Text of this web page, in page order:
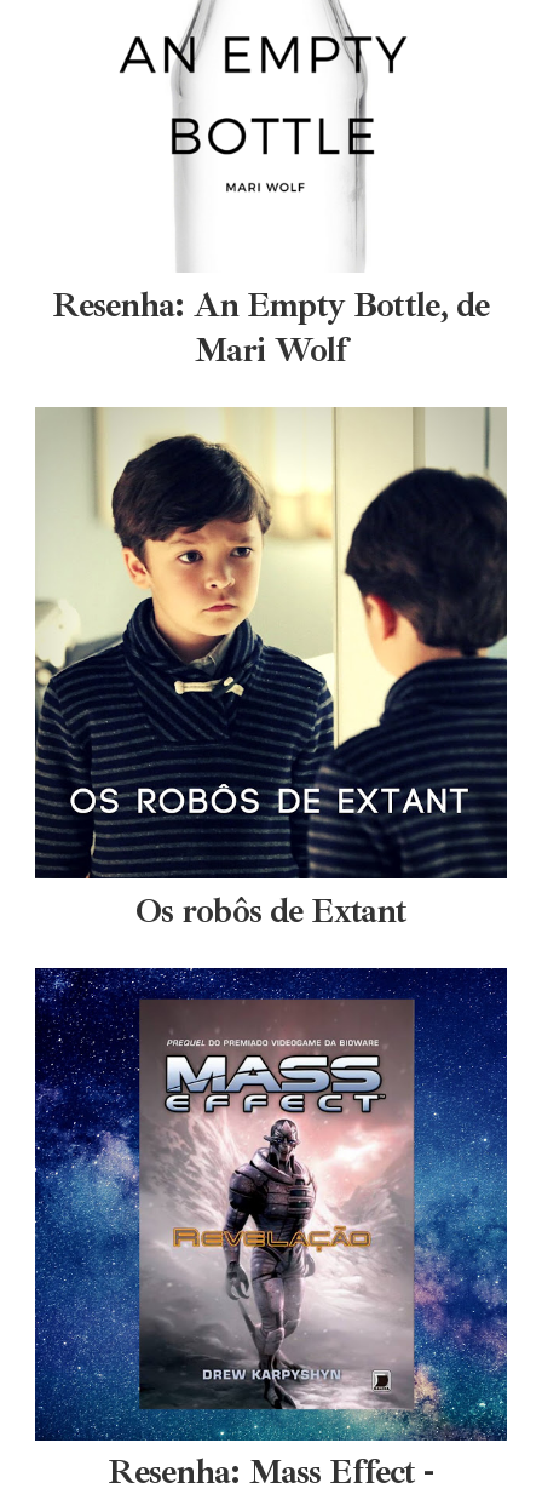
Resenha: An Empty Bottle, de
Mari Wolf
Os robôs de Extant
Resenha: Mass Effect -